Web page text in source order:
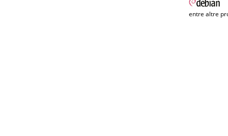
entre altre